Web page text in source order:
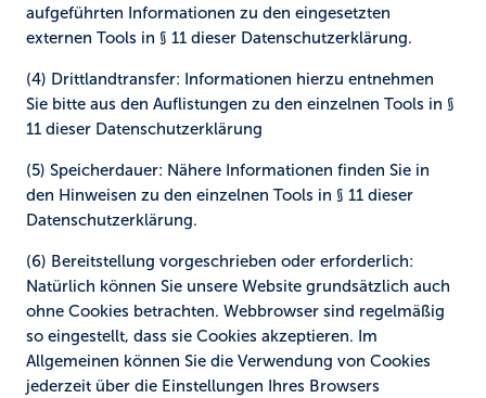
aufgeführten Informationen zu den eingesetzten
externen Tools in § 11 dieser Datenschutzerklärung.
(4) Drittlandtransfer: Informationen hierzu entnehmen
Sie bitte aus den Auflistungen zu den einzelnen Tools in §
11 dieser Datenschutzerklärung
(5) Speicherdauer: Nähere Informationen finden Sie in
den Hinweisen zu den einzelnen Tools in § 11 dieser
Datenschutzerklärung.
(6) Bereitstellung vorgeschrieben oder erforderlich:
Natürlich können Sie unsere Website grundsätzlich auch
ohne Cookies betrachten. Webbrowser sind regelmäßig
so eingestellt, dass sie Cookies akzeptieren. Im
Allgemeinen können Sie die Verwendung von Cookies
jederzeit über die Einstellungen Ihres Browsers